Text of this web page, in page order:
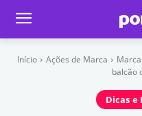
Início Ações de Marca
balcão
Dicas e